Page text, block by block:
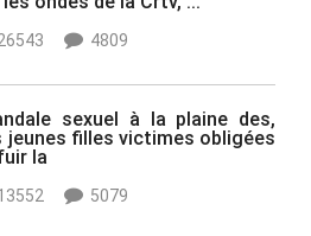
4809
sexuel à la plaine des,
jeunes filles victimes obligées
la
5079